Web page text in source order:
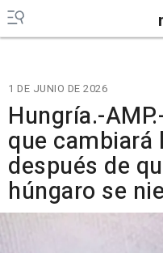
1 DE JUNIO DE 2026
Hungría.-
que
después de
húngaro se